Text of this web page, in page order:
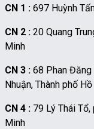
CN 1 : 697 Huỳnh
CN 2 : 20 Quang
Minh
CN 3 : 68 Phan Đăng
Nhuận, Thành phố
CN 4 : 79 Lý Thái Tổ,
Minh